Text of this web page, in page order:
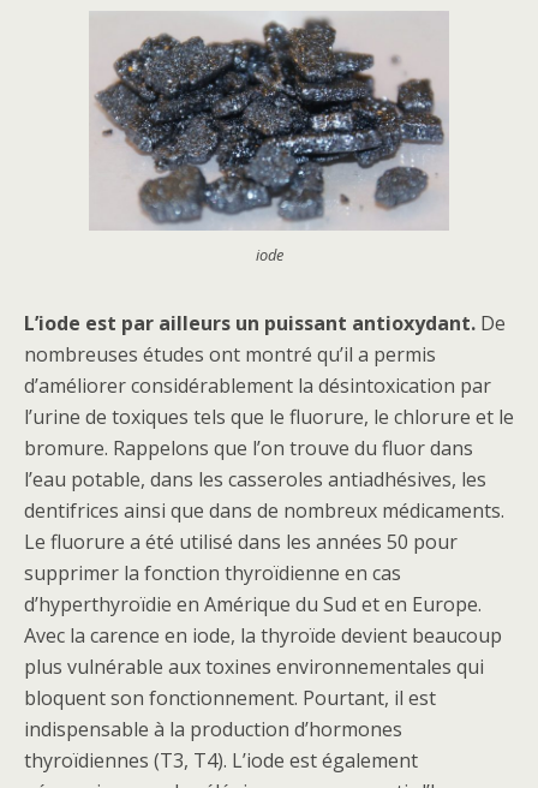
iode
L’iode est par ailleurs un puissant antioxydant. De
nombreuses études ont montré qu’il a permis
d’améliorer considérablement la désintoxication par
l’urine de toxiques tels que le fluorure, le chlorure et le
bromure. Rappelons que l’on trouve du fluor dans
l’eau potable, dans les casseroles antiadhésives, les
dentifrices ainsi que dans de nombreux médicaments.
Le fluorure a été utilisé dans les années 50 pour
supprimer la fonction thyroïdienne en cas
d’hyperthyroïdie en Amérique du Sud et en Europe.
Avec la carence en iode, la thyroïde devient beaucoup
plus vulnérable aux toxines environnementales qui
bloquent son fonctionnement. Pourtant, il est
indispensable à la production d’hormones
thyroïdiennes (T3, T4). L’iode est également